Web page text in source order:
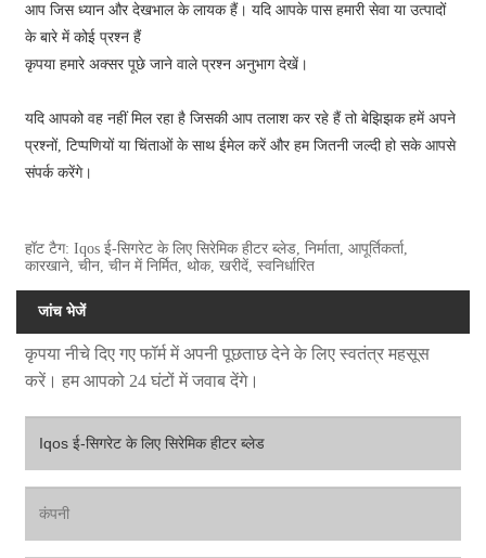
आप जिस ध्यान और देखभाल के लायक हैं। यदि आपके पास हमारी सेवा या उत्पादों
के बारे में कोई प्रश्न हैं
कृपया हमारे अक्सर पूछे जाने वाले प्रश्न अनुभाग देखें।
यदि आपको वह नहीं मिल रहा है जिसकी आप तलाश कर रहे हैं तो बेझिझक हमें अपने
प्रश्नों, टिप्पणियों या चिंताओं के साथ ईमेल करें और हम जितनी जल्दी हो सके आपसे
संपर्क करेंगे।
हॉट टैग: Iqos ई-सिगरेट के लिए सिरेमिक हीटर ब्लेड, निर्माता, आपूर्तिकर्ता,
कारखाने, चीन, चीन में निर्मित, थोक, खरीदें, स्वनिर्धारित
जांच भेजें
कृपया नीचे दिए गए फॉर्म में अपनी पूछताछ देने के लिए स्वतंत्र महसूस
करें। हम आपको 24 घंटों में जवाब देंगे।